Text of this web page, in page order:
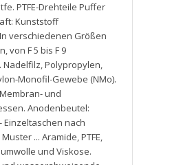
PTFE-Drehteile Puffer
Kunststoff
verschiedenen Größen
,von F 5 bis F 9
Nadelfilz,Polypropylen,
Monofil-Gewebe (NMo).
Membran- und
Anodenbeutel:
Einzeltaschen nach
... Aramide,PTFE,
und Viskose.